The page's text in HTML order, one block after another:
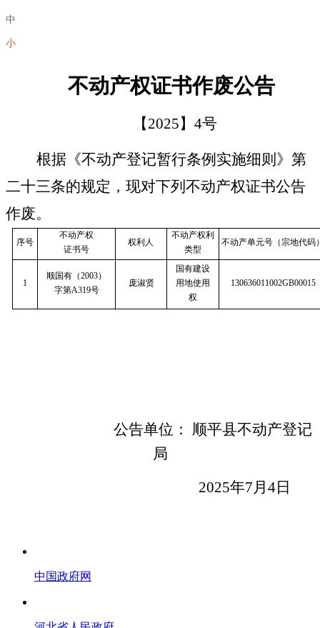
中
小
不动产权证书作废公告
【2025】4号
根据《不动产登记暂行条例实施细则》第
二十三条的规定，现对下列不动产权证书公告
作废。
序号
不动产权
证书号
权利人
不动产权利
类型
不动产单元号（宗地代码
1
顺国有（2003）
字第A319号
庞淑贤
国有建设
用地使用
权
130636011002GB00015
公告单位： 顺平县不动产登记
局
2025年7 月 4日
中国政府网